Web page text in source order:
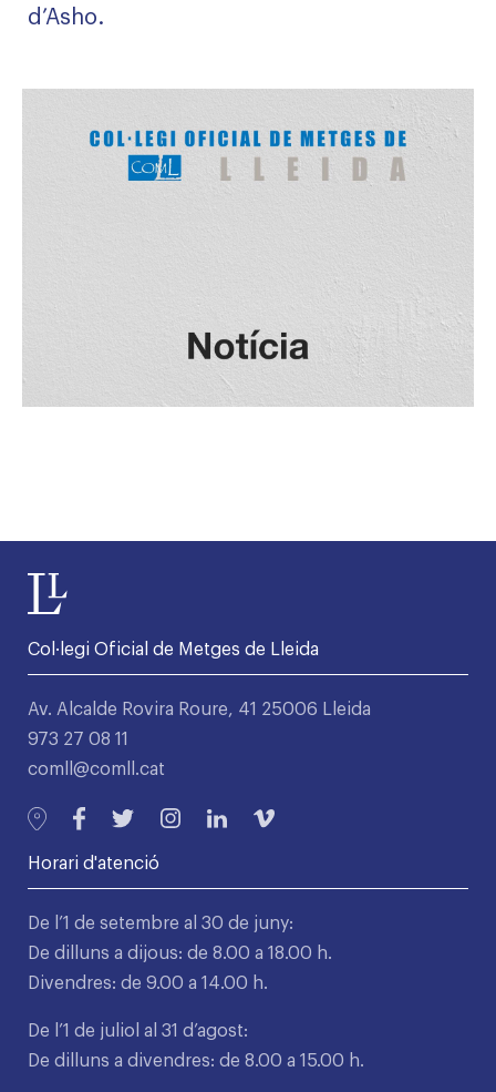
d’Asho.
Col·legi Oficial de Metges de Lleida
Av. Alcalde Rovira Roure, 41 25006 Lleida
973 27 08 11
comll@comll.cat
Horari d'atenció
De l’1 de setembre al 30 de juny:
De dilluns a dijous: de 8.00 a 18.00 h.
Divendres: de 9.00 a 14.00 h.
De l’1 de juliol al 31 d’agost:
De dilluns a divendres: de 8.00 a 15.00 h.